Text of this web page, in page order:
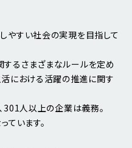
やすい社会の実現を目指して
るさまざまなルールを定め
活における活躍の推進に関す
301人以上の企業は義務。
います。